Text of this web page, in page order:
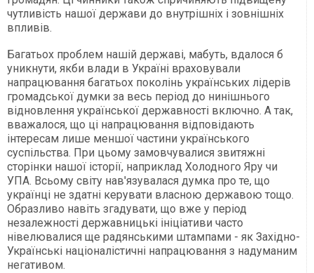
чутливість нашої держави до внутрішніх і зовнішніх
впливів.
Багатьох проблем нашій державі, мабуть, вдалося б
уникнути, якби влади в Україні враховували
напрацювання багатьох поколінь українських лідерів
громадської думки за весь період до нинішнього
відновлення української державності включно. А так,
вважалося, що ці напрацювання відповідають
інтересам лише меншої частини українського
суспільства. При цьому замовчувалися звитяжні
сторінки нашої історії, наприклад Холодного Яру чи
УПА. Всьому світу нав'язувалася думка про те, що
українці не здатні керувати власною державою тощо.
Образливо навіть згадувати, що вже у період
незалежності державницькі ініціативи часто
нівелювалися ще радянськими штампами - як Західно-
Українські націоналістичні напрацювання з надуманим
негативом.